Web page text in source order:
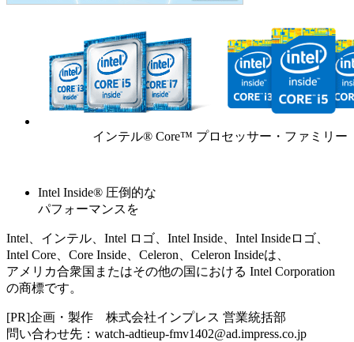
インテル® Core™ プロセッサー・ファミリー
Intel Inside® 圧倒的な
パフォーマンスを
Intel、インテル、Intel ロゴ、Intel Inside、Intel Insideロゴ、
Intel Core、Core Inside、Celeron、Celeron Insideは、
アメリカ合衆国またはその他の国における Intel Corporation
の商標です。
[PR]企画・製作 株式会社インプレス 営業統括部
問い合わせ先：watch-adtieup-fmv1402@ad.impress.co.jp